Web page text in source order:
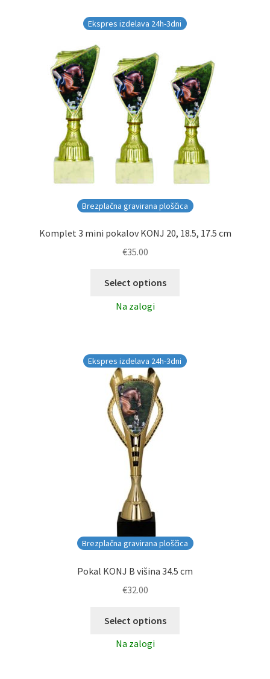
Brezplačna gravirana ploščica
Ekspres izdelava 24h-3dni
Komplet 3 mini pokalov KONJ 20, 18.5, 17.5 cm
€35.00
Select options
Na zalogi
Brezplačna gravirana ploščica
Ekspres izdelava 24h-3dni
Pokal KONJ B višina 34.5 cm
€32.00
Select options
Na zalogi